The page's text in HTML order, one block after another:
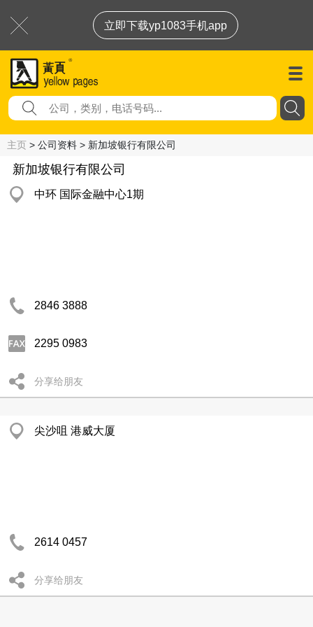
立即下载yp1083手机app
主页 > 公司资料 > 新加坡银行有限公司
新加坡银行有限公司
中环 国际金融中心1期
2846 3888
2295 0983
分享给朋友
尖沙咀 港威大厦
2614 0457
分享给朋友